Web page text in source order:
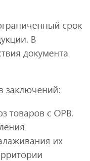
срок
В
документа
заключений:
товаров с ОРВ.
их